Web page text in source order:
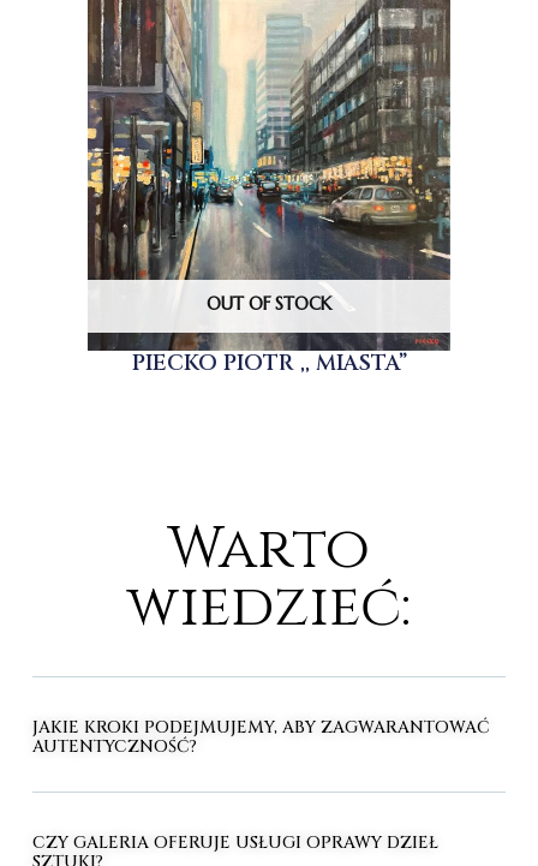
OUT OF STOCK
PIECKO PIOTR ,, MIASTA”
Warto
wiedzieć:
JAKIE KROKI PODEJMUJEMY, ABY ZAGWARANTOWAĆ
AUTENTYCZNOŚĆ?
CZY GALERIA OFERUJE USŁUGI OPRAWY DZIEŁ